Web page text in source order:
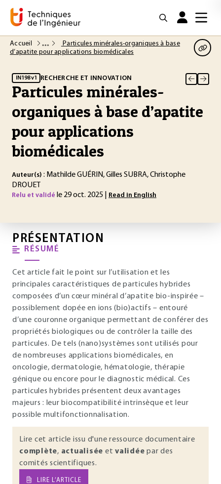
Accueil
Particules minérales-organiques à base
d’apatite pour applications biomédicales
IN198 v1 RECHERCHE ET INNOVATION
Particules minérales-
organiques à base d’apatite
pour applications
biomédicales
Auteur(s) : Mathilde GUÉRIN, Gilles SUBRA, Christophe
DROUET
Relu et validé le 29 oct. 2025 | Read in English
PRÉSENTATION
RÉSUMÉ
Cet article fait le point sur l’utilisation et les
principales caractéristiques de particules hybrides
composées d’un cœur minéral d’apatite bio-inspirée –
possiblement dopée en ions (bio)actifs – entouré
d’une couronne organique permettant de conférer des
propriétés biologiques ou de contrôler la taille des
particules. De tels (nano)systèmes sont utilisés pour
de nombreuses applications biomédicales, en
oncologie, dermatologie, hématologie, thérapie
génique ou encore pour le diagnostic médical. Ces
particules hybrides présentent deux avantages
majeurs : leur biocompatibilité intrinsèque et leur
possible multifonctionnalisation.
Lire cet article issu d'une ressource documentaire
complète, actualisée et validée par des
comités scientifiques.
LIRE L’ARTICLE